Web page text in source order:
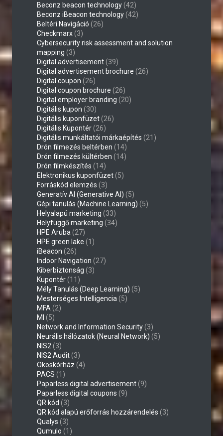
Beconz beacon technology(42)
Beconz iBeacon technology(42)
Beltéri Navigáció (26)
Checkmarx(3)
Cybersecurity risk assessment and solution
mapping (3)
Digital advertisement(39)
Digital advertisement brochure (26)
Digital coupon (26)
Digital coupon brochure (26)
Digital employer branding (20)
Digitális kupon (30)
Digitális kuponfüzet(26)
Digitális Kupontér(26)
Digitális munkáltatói márkaépítés (21)
Drón filmezés beltérben (14)
Drón filmezés kültérben (14)
Drón filmkészítés (14)
Elektronikus kuponfüzet(5)
Forráskód elemzés (3)
Generatív AI (Generative AI) (5)
Gépi tanulás (Machine Learning) (5)
Helyalapú marketing (33)
Helyfüggő marketing (34)
HPE Aruba (27)
HPE green lake (1)
iBeacon (26)
Indoor Navigation (27)
Kiberbiztonság (3)
Kupontér(11)
Mély Tanulás (Deep Learning) (5)
Mesterséges Intelligencia (5)
MFA (2)
MI (5)
Network and Information Security(3)
Neurális hálózatok (Neural Network) (5)
NIS2 (3)
NIS2 Audit(3)
Okoskórház (4)
PACS (1)
Paparless digital advertisement(9)
Paparless digital coupons (9)
QR kód (3)
QR kód alapú erőforrás hozzárendelés (3)
Qualys (3)
Qumulo (1)